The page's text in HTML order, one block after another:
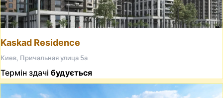
Kaskad Residence
Киев, Причальная улица 5а
Термін здачі будується